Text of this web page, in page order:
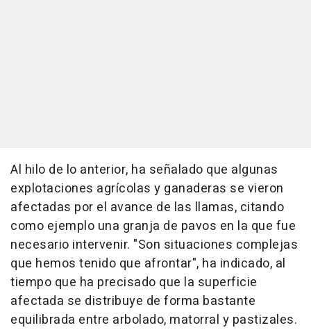
Al hilo de lo anterior, ha señalado que algunas
explotaciones agrícolas y ganaderas se vieron
afectadas por el avance de las llamas, citando
como ejemplo una granja de pavos en la que fue
necesario intervenir. "Son situaciones complejas
que hemos tenido que afrontar", ha indicado, al
tiempo que ha precisado que la superficie
afectada se distribuye de forma bastante
equilibrada entre arbolado, matorral y pastizales.